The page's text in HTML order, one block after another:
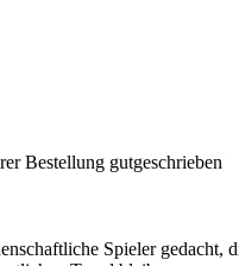
Bestellung gutgeschrieben
Spieler